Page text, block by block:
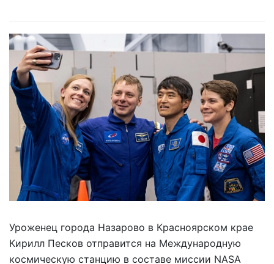
Уроженец города Назарово в Красноярском крае
Кирилл Песков отправится на Международную
космическую станцию в составе миссии NASA